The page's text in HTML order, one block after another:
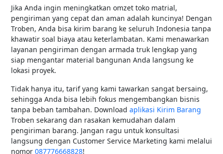
Jika Anda ingin meningkatkan omzet toko matrial,
pengiriman yang cepat dan aman adalah kuncinya! Dengan
Troben, Anda bisa kirim barang ke seluruh Indonesia tanpa
khawatir soal biaya atau keterlambatan. Kami menawarkan
layanan pengiriman dengan armada truk lengkap yang
siap mengantar material bangunan Anda langsung ke
lokasi proyek.
Tidak hanya itu, tarif yang kami tawarkan sangat bersaing,
sehingga Anda bisa lebih fokus mengembangkan bisnis
tanpa beban tambahan. Download aplikasi Kirim Barang
Troben sekarang dan rasakan kemudahan dalam
pengiriman barang. Jangan ragu untuk konsultasi
langsung dengan Customer Service Marketing kami melalui
nomor 087776668828!